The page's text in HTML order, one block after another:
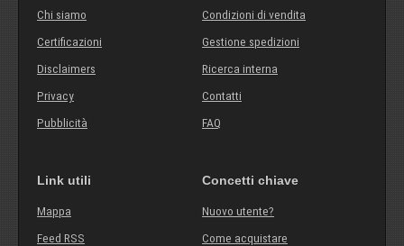
Chi siamo
Certificazioni
Disclaimers
Privacy
Pubblicità
Condizioni di vendita
Gestione spedizioni
Ricerca interna
Contatti
FAQ
Link utili
Mappa
Feed RSS
Concetti chiave
Nuovo utente?
Come acquistare